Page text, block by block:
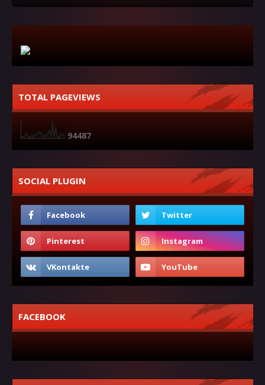
TOTAL PAGEVIEWS
94487
SOCIAL PLUGIN
FACEBOOK